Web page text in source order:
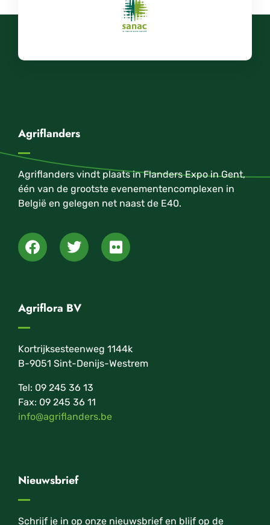
Agriflanders
Agriflanders vindt plaats in Flanders Expo in Gent,
één van de grootste evenementencomplexen in
België en gelegen net naast de E40.
Agriflora BV
Kortrijksesteenweg 1144k
B-9051 Sint-Denijs-Westrem
Tel: 09 245 36 13
Fax: 09 245 36 11
info@agriflanders.be
Nieuwsbrief
Schrijf je in op onze nieuwsbrief en blijf op de